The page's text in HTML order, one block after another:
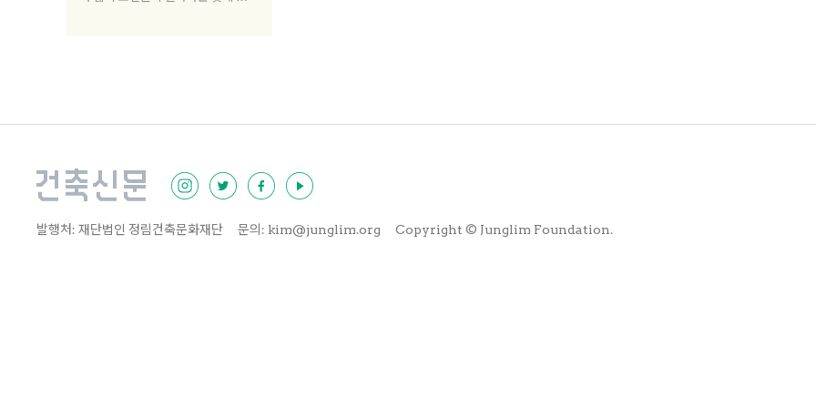
발행처: 재단법인 정림건축문화재단 문의: kim@junglim.org Copyright © Junglim Foundation.